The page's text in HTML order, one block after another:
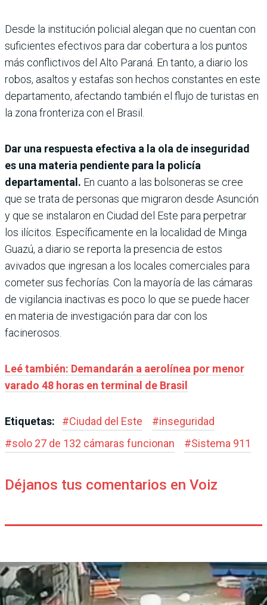
Desde la institución policial alegan que no cuentan con
suficientes efectivos para dar cobertura a los puntos
más conflictivos del Alto Paraná. En tanto, a diario los
robos, asaltos y estafas son hechos constantes en este
departamento, afectando también el flujo de turistas en
la zona fronteriza con el Brasil.
Dar una respuesta efectiva a la ola de inseguridad
es una materia pendiente para la policía
departamental. En cuanto a las bolsoneras se cree
que se trata de personas que migraron desde Asunción
y que se instalaron en Ciudad del Este para perpetrar
los ilícitos. Específicamente en la localidad de Minga
Guazú, a diario se reporta la presencia de estos
avivados que ingresan a los locales comerciales para
cometer sus fechorías. Con la mayoría de las cámaras
de vigilancia inactivas es poco lo que se puede hacer
en materia de investigación para dar con los
facinerosos.
Leé también: Demandarán a aerolínea por menor
varado 48 horas en terminal de Brasil
Etiquetas: #Ciudad del Este #inseguridad
#solo 27 de 132 cámaras funcionan #Sistema 911
Déjanos tus comentarios en Voiz